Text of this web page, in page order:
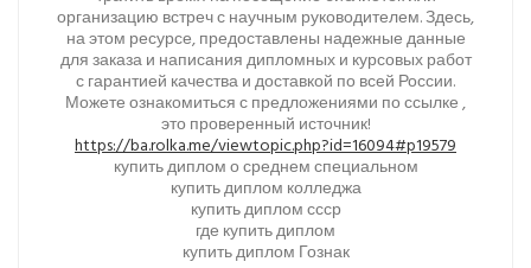
организацию встреч с научным руководителем. Здесь,
на этом ресурсе, предоставлены надежные данные
для заказа и написания дипломных и курсовых работ
с гарантией качества и доставкой по всей России.
Можете ознакомиться с предложениями по ссылке ,
это проверенный источник!
https://ba.rolka.me/viewtopic.php?id=16094#p19579
купить диплом о среднем специальном
купить диплом колледжа
купить диплом ссср
где купить диплом
купить диплом Гознак